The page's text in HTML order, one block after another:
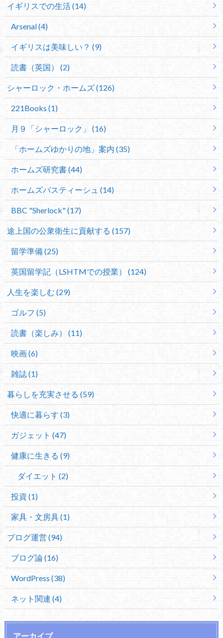
イギリスでの生活 (14)
Arsenal (4)
イギリスは美味しい？ (9)
読書（英国） (2)
シャーロック・ホームズ (126)
221Books (1)
月９「シャーロック」 (16)
「ホームズゆかりの地」案内 (35)
ホームズ研究書 (44)
ホームズパスティーシュ (14)
BBC "Sherlock" (17)
途上国の公衆衛生に貢献する (157)
留学準備 (25)
英国留学記（LSHTMでの授業） (124)
人生を楽しむ (29)
ゴルフ (5)
読書（楽しみ） (11)
映画 (6)
雑誌 (1)
暮らしを充実させる (59)
快適に暮らす (3)
ガジェット (47)
健康に生きる (9)
ダイエット (2)
投資 (1)
家具・文房具 (1)
ブログ運営 (94)
ブログ論 (16)
WordPress (38)
ネット関連 (4)
アーカイブ